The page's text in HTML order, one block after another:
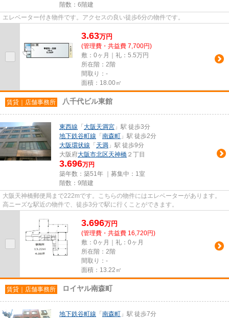
階数：6階建
エレベーター付き物件です。アクセスの良い徒歩6分の物件です。
3.63万円
(管理費・共益費 7,700円)
敷：0ヶ月｜礼：5.5万円
所在階：2階
間取り：-
面積：18.00㎡
賃貸｜店舗事務所 八千代ビル東館
東西線 「 大阪天満宮 」駅 徒歩3分
地下鉄谷町線 「 南森町 」駅 徒歩2分
大阪環状線 「 天満 」駅 徒歩9分
大阪府大阪市北区天神橋 ２丁目
3.696万円
築年数：築51年 ｜募集中： 1室
階数：9階建
大阪天神橋郵便局まで222mです。こちらの物件にはエレベーターがあります。
高ニーズな駅近の物件で、徒歩3分で駅に行くことができます。
3.696万円
(管理費・共益費 16,720円)
敷：0ヶ月｜礼：0ヶ月
所在階：2階
間取り：-
面積：13.22㎡
賃貸｜店舗事務所 ロイヤル南森町
地下鉄谷町線 「 南森町 」駅 徒歩7分